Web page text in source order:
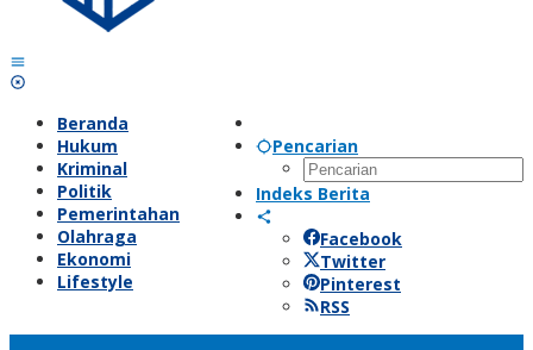
Pencarian
Indeks Berita
Facebook
Twitter
Pinterest
RSS
Beranda
Hukum
Kriminal
Politik
Pemerintahan
Olahraga
Ekonomi
Lifestyle